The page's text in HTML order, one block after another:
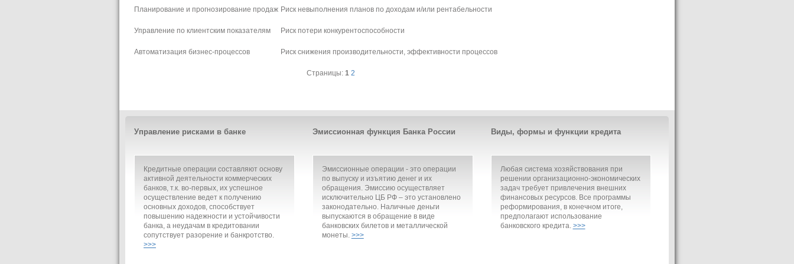
Планирование и прогнозирование продаж Риск невыполнения планов по доходам и/или рентабельности
Управление по клиентским показателям Риск потери конкурентоспособности
Автоматизация бизнес-процессов Риск снижения производительности, эффективности процессов
Страницы: 1 2
Управление рисками в банке
Кредитные операции составляют основу
активной деятельности коммерческих
банков, т.к. во-первых, их успешное
осуществление ведет к получению
основных доходов, способствует
повышению надежности и устойчивости
банка, а неудачам в кредитовании
сопутствует разорение и банкротство.
>>>
Эмиссионная функция Банка России
Эмиссионные операции - это операции
по выпуску и изъятию денег и их
обращения. Эмиссию осуществляет
исключительно ЦБ РФ – это установлено
законодательно. Наличные деньги
выпускаются в обращение в виде
банковских билетов и металлической
монеты. >>>
Виды, формы и функции кредита
Любая система хозяйствования при
решении организационно-экономических
задач требует привлечения внешних
финансовых ресурсов. Все программы
реформирования, в конечном итоге,
предполагают использование
банковского кредита. >>>